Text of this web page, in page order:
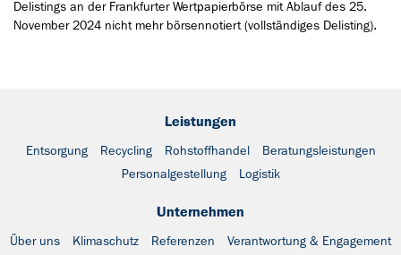
Delistings an der Frankfurter Wertpapierbörse mit Ablauf des 25.
November 2024 nicht mehr börsennotiert (vollständiges Delisting).
Leistungen
Entsorgung Recycling Rohstoffhandel
Beratungsleistungen
Personalgestellung
Logistik
Unternehmen
Über uns Klimaschutz Referenzen
Verantwortung & Engagement